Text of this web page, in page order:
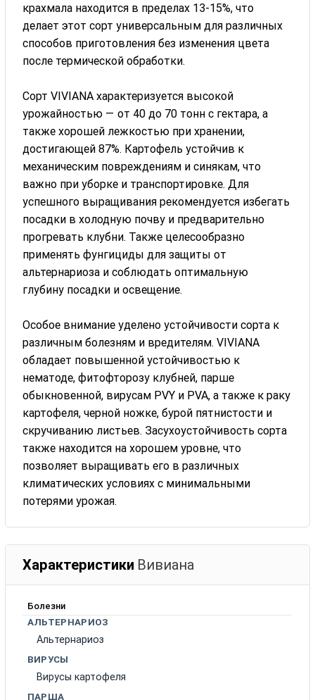
крахмала находится в пределах 13-15%, что
делает этот сорт универсальным для различных
способов приготовления без изменения цвета
после термической обработки.
Сорт VIVIANA характеризуется высокой
урожайностью — от 40 до 70 тонн с гектара, а
также хорошей лежкостью при хранении,
достигающей 87%. Картофель устойчив к
механическим повреждениям и синякам, что
важно при уборке и транспортировке. Для
успешного выращивания рекомендуется избегать
посадки в холодную почву и предварительно
прогревать клубни. Также целесообразно
применять фунгициды для защиты от
альтернариоза и соблюдать оптимальную
глубину посадки и освещение.
Особое внимание уделено устойчивости сорта к
различным болезням и вредителям. VIVIANA
обладает повышенной устойчивостью к
нематоде, фитофторозу клубней, парше
обыкновенной, вирусам PVY и PVA, а также к раку
картофеля, черной ножке, бурой пятнистости и
скручиванию листьев. Засухоустойчивость сорта
также находится на хорошем уровне, что
позволяет выращивать его в различных
климатических условиях с минимальными
потерями урожая.
Характеристики Вивиана
Болезни
АЛЬТЕРНАРИОЗ
Альтернариоз
ВИРУСЫ
Вирусы картофеля
ПАРША